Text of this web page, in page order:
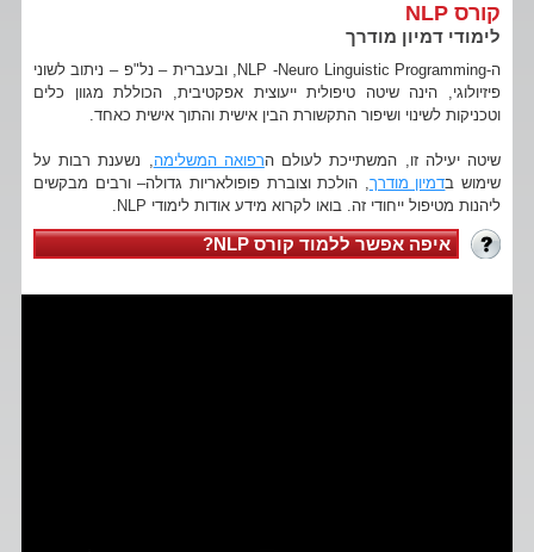
קורס NLP
לימודי דמיון מודרך
ה-NLP -Neuro Linguistic Programming, ובעברית – נל"פ – ניתוב לשוני
פיזיולוגי, הינה שיטה טיפולית ייעוצית אפקטיבית, הכוללת מגוון כלים
וטכניקות לשינוי ושיפור התקשורת הבין אישית והתוך אישית כאחד.
שיטה יעילה זו, המשתייכת לעולם הרפואה המשלימה, נשענת רבות על
שימוש בדמיון מודרך, הולכת וצוברת פופולאריות גדולה– ורבים מבקשים
ליהנות מטיפול ייחודי זה. בואו לקרוא מידע אודות לימודי NLP.
איפה אפשר ללמוד קורס NLP?